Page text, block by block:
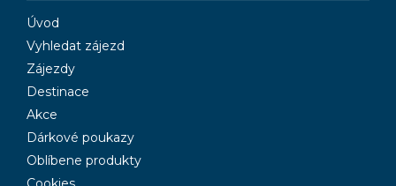
Úvod
Vyhledat zájezd
Zájezdy
Destinace
Akce
Dárkové poukazy
Oblíbene produkty